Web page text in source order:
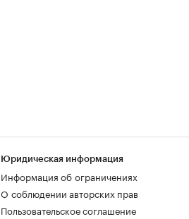
Юридическая информация
Информация об ограничениях
О соблюдении авторских прав
Пользовательское соглашение